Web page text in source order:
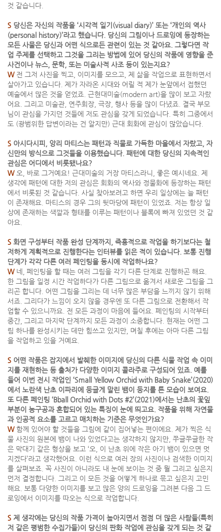
것 같습니다.
S 당신은 자신의 작품을 ‘시각적 일기(visual diary)’ 또는 ‘개인의 역사
(personal history)’라고 했습니다. 당신의 그림이나 드로잉에 등장하는
모든 사물은 당신과 어떤 식으로든 관련이 있는 것 같아요. 그렇다면 작
업 주제를 선택하고 그것을 그리는 방법에 있어 당신의 작품에 영향을 준
사건이나 뉴스, 문학, 또는 미술사적 사조 등이 있는지요?
W전 그저 사진을 찍고, 이미지를 모으고, 제 삶을 작업으로 표현하면서
살아가고 있습니다. 제가 자라온 시대와 어릴 적 제가 눈앞에서 접했던
예술에서 많은 것을 얻었죠. 근현대미술(modern art)을 많이 보고 자랐
어요. 그리고 미술관, 연주회장, 극장, 행사 등을 많이 다녔죠. 결국 부모
님이 관심을 가지던 것들에 저도 관심을 갖게 되었습니다. 특히 그중에서
도 (광범위한 답변이라는 건 알지만) 근대 회화에 관심이 많았습니다.
S 아시다시피, 앙리 마티스는 패턴과 직물로 가득한 마을에서 자랐고, 자
신만의 방식으로 그것들을 이용했습니다. 패턴에 대한 당신의 지속적인
관심은 어디에서 비롯됐나요?
W오, 바로 그거예요! 근대미술의 거장 마티스라니, 좋은 예시네요. 제
생각에 패턴에 대한 저의 관심은 회화의 역사와 정물화에 등장하는 패턴
에서 비롯된 것 같습니다. 사실 찾아보려고 하면 우리 일상에는 늘 패턴
이 존재해요. 마티스의 경우 그의 뒷마당에 패턴이 있었죠. 저는 항상 일
상에 존재하는 색깔과 형태를 이루는 패턴이나 블록에 빠져 있었던 것 같
아요.
S 화면 구성부터 작품 완성 단계까지, 즉흥적으로 작업을 하기보다는 철
저하게 계획적으로 진행한다는 인터뷰를 읽은 적이 있습니다. 보통 진행
단계가 각각 다른 여러 페인팅을 동시에 작업하나요?
W네, 페인팅을 할 때는 여러 그림을 각기 다른 단계로 진행하곤 해요.
한 그림을 일정 시간 작업하다가 다른 그림으로 옮겨서 새로운 그림을 그
리곤 합니다. 어떤 그림을 그리는 데 너무 많은 부담을 느끼지 않기 위해
서죠. 그리다가 느낌이 오지 않을 경우엔 또 다른 그림으로 전환해서 작
업할 수 있으니까요. 전 모든 과정이 마음에 들어요. 페인팅의 시작부터
중간, 그리고 마지막 단계까지 모든 과정이 소중합니다. 현재는 어떤 그
림 하나를 완성시키는 데만 힘쓰고 있지만, 며칠 후에는 아마 다른 그림
을 작업하고 있을 거예요.
S 어떤 작품은 잡지에서 발췌한 이미지에 당신의 다른 식물 작업 속 이미
지를 재현하는 등 출처가 다양한 이미지 콜라주로 구성되어 있죠. 예를
들어 이번 전시 작업인 ‘Small Yellow Orchid with Baby Snake’(2020)
에서 노란색 난초 이파리에 둥글게 말린 뱀이 둥지를 튼 모습이 보여요.
또 다른 페인팅 ‘Bball Orchid with Dots #2’(2021)에서는 난초의 꽃잎
부분이 농구공과 혼합되어 있는 특징이 눈에 띄고요. 작품을 위해 자연물
과 인공적 요소를 고르고 매치하는 기준은 무엇인가요?
W함께 있어야 할 것들을 그림에 같이 집어넣는 편이에요. 제가 찍은 식
물 사진의 원본에 뱀이 나와 있었다고는 생각하지 않지만, 쭈글쭈글한 작
은 막대기 같은 형상을 보고 ‘오, 이 난초 위에 작은 아기 뱀이 있으면 멋
지겠다’라고 생각했어요. 이런 식으로 여러 장의 사진이나 검색한 이미지
를 살펴보죠. 꼭 사진이 아니라도 내 눈에 보이는 것 중 뭘 그리고 싶은지
먼저 결정합니다. 그리고 이 모든 것을 어떻게 하나로 묶고 싶은지 고민
해요. 보통 다양한 이미지를 보고 많은 양의 드로잉을 그려본 다음 그 드
로잉에서 이미지를 따오는 식으로 작업합니다.
S 제 생각에는 당신의 작품 가격이 높아지면서 점점 더 많은 사람들(특히
저 같은 평범한 수집가들)이 당신의 판화 작업에 관심을 갖게 되는 것 같